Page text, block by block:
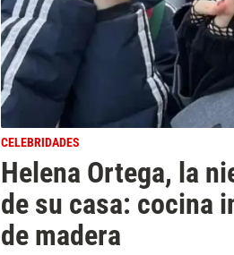
CELEBRIDADES
Helena Ortega, la
de su casa: cocina
de madera